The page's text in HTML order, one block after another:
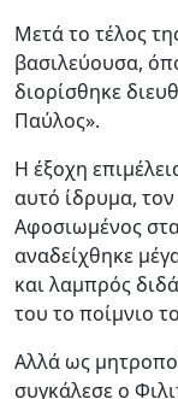
Μετά το τέλος
βασιλεύουσα,
διορίσθηκε
Παύλος».
Η έξοχη
αυτό ίδρυμα,
Αφοσιωμένος
αναδείχθηκε
και λαμπρός
του το ποίμνιο
Αλλά ως
συγκάλεσε ο